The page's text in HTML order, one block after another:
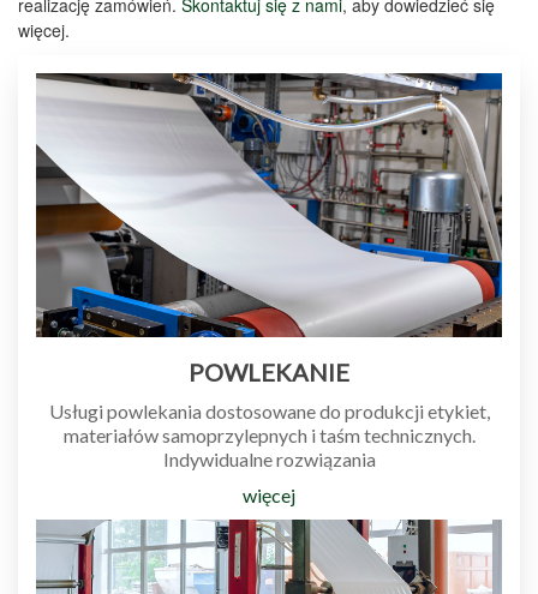
realizację zamówień. Skontaktuj się z nami, aby dowiedzieć się
więcej.
POWLEKANIE
Usługi powlekania dostosowane do produkcji etykiet,
materiałów samoprzylepnych i taśm technicznych.
Indywidualne rozwiązania
więcej